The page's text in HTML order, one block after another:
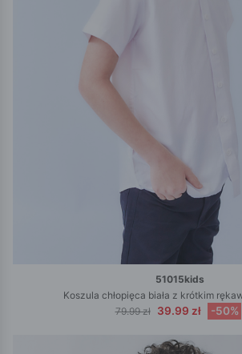
51015kids
Koszula chłopięca biała z krótkim
79.99 zł
39.99 zł -50%